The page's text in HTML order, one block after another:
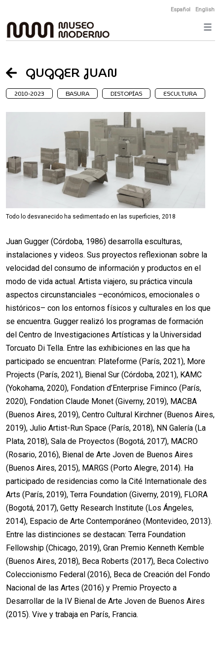
to
content
Español English
GUGGER JUAN
2010-2023 BASURA DISTOPÍAS ESCULTURA
Todo lo desvanecido ha sedimentado en las superficies, 2018
Juan Gugger (Córdoba, 1986) desarrolla esculturas,
instalaciones y videos. Sus proyectos reflexionan sobre la
velocidad del consumo de información y productos en el
modo de vida actual. Artista viajero, su práctica vincula
aspectos circunstanciales –económicos, emocionales o
históricos– con los entornos físicos y culturales en los que
se encuentra. Gugger realizó los programas de formación
del Centro de Investigaciones Artísticas y la Universidad
Torcuato Di Tella. Entre las exhibiciones en las que ha
participado se encuentran: Plateforme (París, 2021), More
Projects (París, 2021), Bienal Sur (Córdoba, 2021), KAMC
(Yokohama, 2020), Fondation d’Enterprise Fiminco (París,
2020), Fondation Claude Monet (Giverny, 2019), MACBA
(Buenos Aires, 2019), Centro Cultural Kirchner (Buenos Aires,
2019), Julio Artist-Run Space (París, 2018), NN Galería (La
Plata, 2018), Sala de Proyectos (Bogotá, 2017), MACRO
(Rosario, 2016), Bienal de Arte Joven de Buenos Aires
(Buenos Aires, 2015), MARGS (Porto Alegre, 2014). Ha
participado de residencias como la Cité Internationale des
Arts (París, 2019), Terra Foundation (Giverny, 2019), FLORA
(Bogotá, 2017), Getty Research Institute (Los Ángeles,
2014), Espacio de Arte Contemporáneo (Montevideo, 2013).
Entre las distinciones se destacan: Terra Foundation
Fellowship (Chicago, 2019), Gran Premio Kenneth Kemble
(Buenos Aires, 2018), Beca Roberts (2017), Beca Colectivo
Coleccionismo Federal (2016), Beca de Creación del Fondo
Nacional de las Artes (2016) y Premio Proyecto a
Desarrollar de la IV Bienal de Arte Joven de Buenos Aires
(2015). Vive y trabaja en París, Francia.